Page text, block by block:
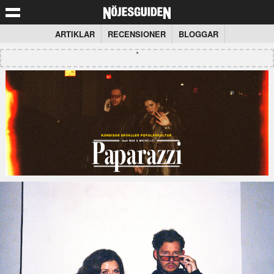
ARTIKLAR RECENSIONER BLOGGAR